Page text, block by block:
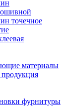
точечное
материалы
фурнитуры